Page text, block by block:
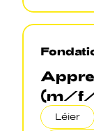
(m/
Léier